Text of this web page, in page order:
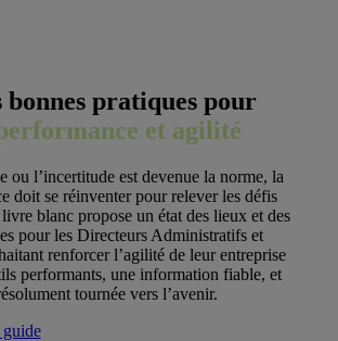
bonnes pratiques pour
et agilité
ou l’incertitude est devenue la norme, la
doit se réinventer pour relever les défis
blanc propose un état des lieux et des
pour les Directeurs Administratifs et
renforcer l’agilité de leur entreprise
performants, une information fiable, et
tournée vers l’avenir.